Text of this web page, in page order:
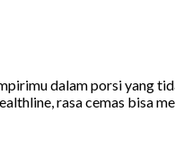
dalam porsi yang
rasa cemas bisa